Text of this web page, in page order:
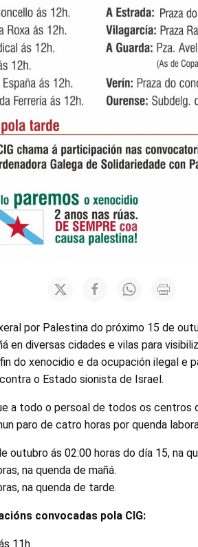
por Palestina do próximo 15 de
en diversas cidades e vilas para
do xenocidio e da ocupación ilegal e
o Estado sionista de Israel.
a todo o persoal de todos os centros
paro de catro horas por quenda
outubro ás 02:00 horas do día 15, na
na quenda de mañá.
na quenda de tarde.
convocadas pola CIG:
11h.